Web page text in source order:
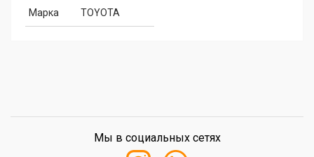
Марка TOYOTA
Мы в социальных сетях